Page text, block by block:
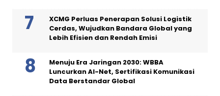
XCMG Perluas Penerapan Solusi Logistik
Cerdas, Wujudkan Bandara Global yang
Lebih Efisien dan Rendah Emisi
Menuju Era Jaringan 2030: WBBA
Luncurkan AI-Net, Sertifikasi Komunikasi
Data Berstandar Global